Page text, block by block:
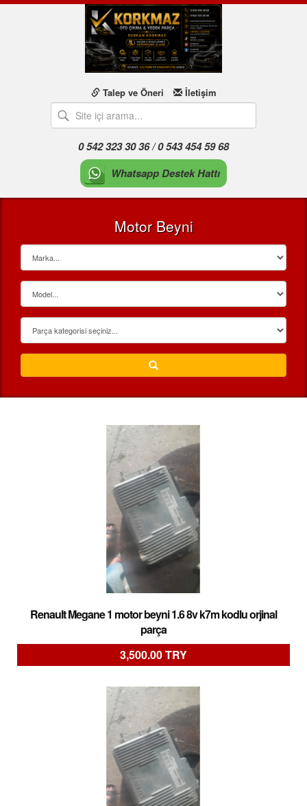
Talep ve Öneri İletişim
0 542 323 30 36 / 0 543 454 59 68
Whatsapp Destek Hattı
Motor Beyni
Renault Megane 1 motor beyni 1.6 8v k7m kodlu orjinal
parça
3,500.00 TRY